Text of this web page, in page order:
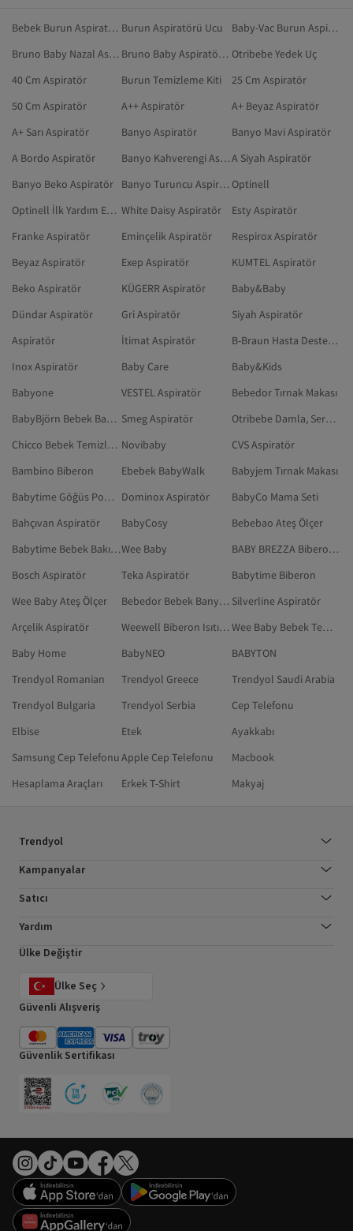
Bebek Burun Aspiratörü Burun Aspiratörü Ucu
Baby-Vac Burun Aspiratörü
Bruno Baby Nazal Aspiratör
Bruno Baby Aspiratör Yedek Uç Otribebe Yedek Uç
40 Cm Aspiratör
Burun Temizleme Kiti
25 Cm Aspiratör
50 Cm Aspiratör
A++ Aspiratör
A+ Beyaz Aspiratör
A+ Sarı Aspiratör
Banyo Aspiratör
Banyo Mavi Aspiratör
A Bordo Aspiratör
Banyo Kahverengi AspiratörA Siyah Aspiratör
Banyo Beko Aspiratör
Banyo Turuncu Aspiratör Optinell
Optinell İlk Yardım Ekipmanı White Daisy Aspiratör
Esty Aspiratör
Franke Aspiratör
Eminçelik Aspiratör
Respirox Aspiratör
Beyaz Aspiratör
Exep Aspiratör
KUMTEL Aspiratör
Beko Aspiratör
KÜGERR Aspiratör
Baby&Baby
Dündar Aspiratör
Gri Aspiratör
Siyah Aspiratör
Aspiratör
İtimat Aspiratör
B-Braun Hasta Destek Aparatı
Inox Aspiratör
Baby Care
Baby&Kids
Babyone
VESTEL Aspiratör
Bebedor Tırnak Makası
BabyBjörn Bebek Banyo Aksesuarı Smeg Aspiratör
Otribebe Damla, Serum, Sprey
Chicco Bebek Temizleme Pamuğu Novibaby
CVS Aspiratör
Bambino Biberon
Ebebek BabyWalk
Babyjem Tırnak Makası
Babytime Göğüs Pompası
Dominox Aspiratör
BabyCo Mama Seti
Bahçıvan Aspiratör
BabyCosy
Bebebao Ateş Ölçer
Babytime Bebek Bakım SetiWee Baby
BABY BREZZA Biberon Isıtıcı & Sterilizatör
Bosch Aspiratör
Teka Aspiratör
Babytime Biberon
Wee Baby Ateş Ölçer
Bebedor Bebek Banyo Aksesuarı Silverline Aspiratör
Arçelik Aspiratör
Weewell Biberon Isıtıcı & Sterilizatör
Wee Baby Bebek Temizleme Pamuğu
Baby Home
BabyNEO
BABYTON
Trendyol Romanian
Trendyol Greece
Trendyol Saudi Arabia
Trendyol Bulgaria
Trendyol Serbia
Cep Telefonu
Elbise
Etek
Ayakkabı
Samsung Cep TelefonuApple Cep Telefonu
Macbook
Hesaplama Araçları
Erkek T-Shirt Makyaj
Trendyol
Kampanyalar
Satıcı
Yardım
Ülke Değiştir
Ülke Seç
Güvenli Alışveriş
Güvenlik Sertifikası